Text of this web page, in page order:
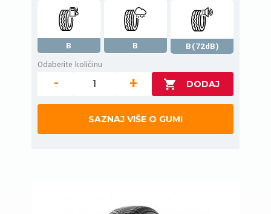
B B
B(72dB)
Odaberite količinu
- +
SAZNAJ VIŠE O GUMI